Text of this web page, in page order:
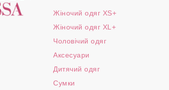
Жіночий одяг XS+
Жіночий одяг XL+
Чоловічий одяг
Аксесуари
Дитячий одяг
Сумки